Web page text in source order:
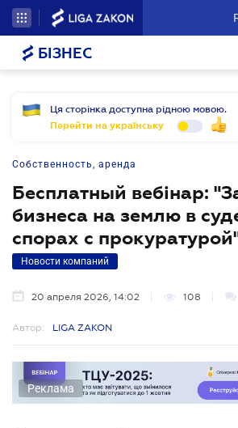
БІЗНЕС
Ця сторінка доступна рідною мовою.
Перейти на українську
Собственность, аренда
Бесплатный вебінар:
бизнеса на землю в
спорах с
Новости компаний
20 апреля 2026, 14:02 108
Автор: LIGA ZAKON
Реклама